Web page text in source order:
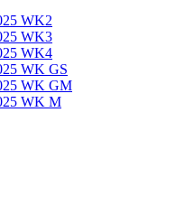
WK2
WK3
WK4
WK GS
WK GM
WK M